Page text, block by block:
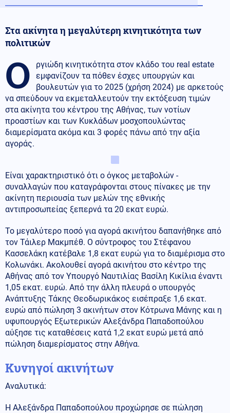
Στα ακίνητα η μεγαλύτερη κινητικότητα των
πολιτικών
Ο
ργιώδη κινητικότητα στον κλάδο του real estate
εμφανίζουν τα πόθεν έσχες υπουργών και
βουλευτών για το 2025 (χρήση 2024) με αρκετούς
να σπεύδουν να εκμεταλλευτούν την εκτόξευση τιμών
στα ακίνητα του κέντρου της Αθήνας, των νοτίων
προαστίων και των Κυκλάδων μοσχοπουλώντας
διαμερίσματα ακόμα και 3 φορές πάνω από την αξία
αγοράς.
Είναι χαρακτηριστικό ότι ο όγκος μεταβολών -
συναλλαγών που καταγράφονται στους πίνακες με την
ακίνητη περιουσία των μελών της εθνικής
αντιπροσωπείας ξεπερνά τα 20 εκατ ευρώ.
Το μεγαλύτερο ποσό για αγορά ακινήτου δαπανήθηκε από
τον Τάιλερ Μακμπέθ. Ο σύντροφος του Στέφανου
Κασσελάκη κατέβαλε 1,8 εκατ ευρώ για το διαμέρισμα στο
Κολωνάκι. Ακολουθεί αγορά ακινήτου στο κέντρο της
Αθήνας από τον Υπουργό Ναυτιλίας Βασίλη Κικίλια έναντι
1,05 εκατ. ευρώ. Από την άλλη πλευρά ο υπουργός
Ανάπτυξης Τάκης Θεοδωρικάκος εισέπραξε 1,6 εκατ.
ευρώ από πώληση 3 ακινήτων στον Κότρωνα Μάνης και η
υφυπουργός Εξωτερικών Αλεξάνδρα Παπαδοπούλου
αύξησε τις καταθέσεις κατά 1,2 εκατ ευρώ μετά από
πώληση διαμερίσματος στην Αθήνα.
Κυνηγοί ακινήτων
Αναλυτικά:
Η Αλεξάνδρα Παπαδοπούλου προχώρησε σε πώληση